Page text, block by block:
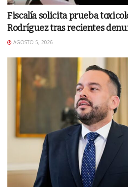
Fiscalía solicita prueba
Rodríguez tras recientes
AGOSTO 5, 2026